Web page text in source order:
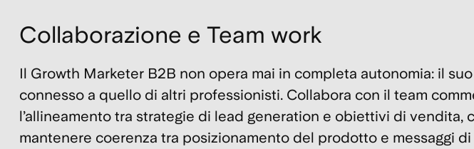
Collaborazione e Team work
Il Growth Marketer B2B non opera mai in completa autonomia: il
connesso a quello di altri professionisti. Collabora con il team
l’allineamento tra strategie di lead generation e obiettivi di vendita,
mantenere coerenza tra posizionamento del prodotto e messaggi di